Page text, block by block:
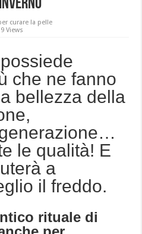
curare la pelle
9 Views
possiede
che ne fanno
bellezza della
le qualità! E
a
il freddo.
rituale di